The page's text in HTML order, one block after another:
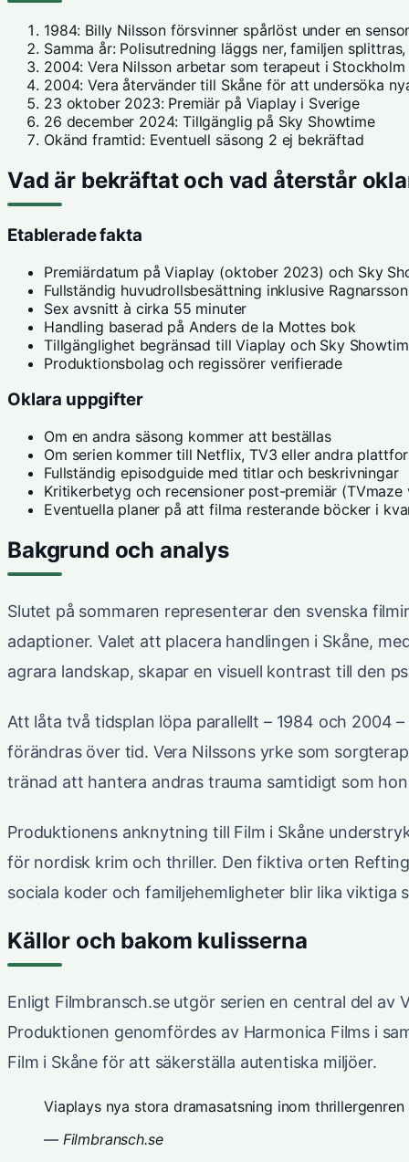
1984: Billy Nilsson försvinner spårlöst under en
Samma år: Polisutredning läggs ner, familjen
2004: Vera Nilsson arbetar som terapeut i
2004: Vera återvänder till Skåne för att undersöka
23 oktober 2023: Premiär på Viaplay i Sverige
26 december 2024: Tillgänglig på Sky Showtime
Okänd framtid: Eventuell säsong 2 ej bekräftad
Vad är bekräftat och vad återstår
Etablerade fakta
Premiärdatum på Viaplay (oktober 2023) och Sky
Fullständig huvudrollsbesättning inklusive
Sex avsnitt à cirka 55 minuter
Handling baserad på Anders de la Mottes bok
Tillgänglighet begränsad till Viaplay och Sky
Produktionsbolag och regissörer verifierade
Oklara uppgifter
Om en andra säsong kommer att beställas
Om serien kommer till Netflix, TV3 eller andra
Fullständig episodguide med titlar och beskrivningar
Kritikerbetyg och recensioner post-premiär
Eventuella planer på att filma resterande böcker i
Bakgrund och analys
Slutet på sommaren representerar den svenska
adaptioner. Valet att placera handlingen i Skåne,
agrara landskap, skapar en visuell kontrast till den
Att låta två tidsplan löpa parallellt – 1984 och 2004
förändras över tid. Vera Nilssons yrke som
tränad att hantera andras trauma samtidigt som
Produktionens anknytning till Film i Skåne
för nordisk krim och thriller. Den fiktiva orten
sociala koder och familjehemligheter blir lika viktiga
Källor och bakom kulisserna
Enligt Filmbransch.se utgör serien en central del av
Produktionen genomfördes av Harmonica Films i
Film i Skåne för att säkerställa autentiska miljöer.
Viaplays nya stora dramasatsning inom
— Filmbransch.se